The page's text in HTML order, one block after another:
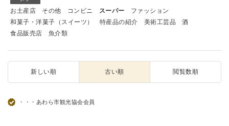
お土産店 その他 コンビニ スーパー
ファッション
和菓子・洋菓子（スイーツ）
特産品の紹介 美術工芸品
酒
食品販売店
魚介類
新しい順 古い順 閲覧数順
・・・あわら市観光協会会員